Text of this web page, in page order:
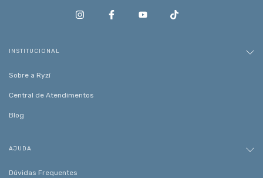
INSTITUCIONAL
Sobre a Ryzí
Central de Atendimentos
Blog
AJUDA
Dúvidas Frequentes